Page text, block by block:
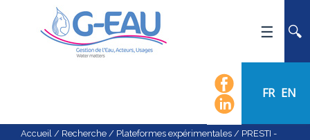
FR EN
ACTUALITÉS
Accueil / Recherche / Plateformes expérimentales / PRESTI -